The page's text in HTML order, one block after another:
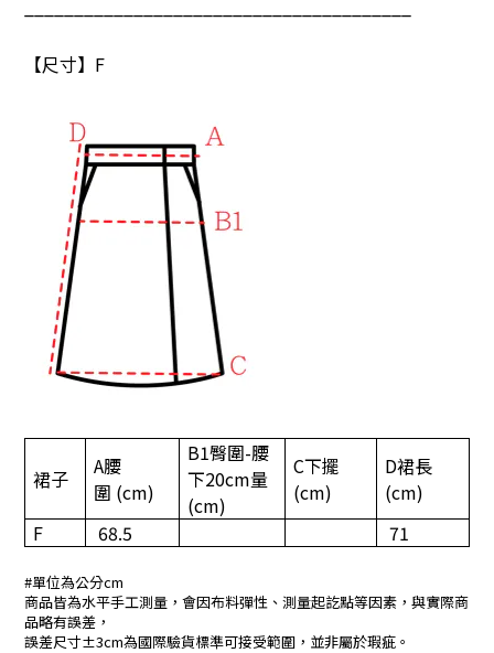
【尺寸】F
裙子 A腰
圍 (cm)
B1臀圍-腰
下20cm量
(cm)
C下擺
(cm)
D裙長
(cm)
F
68.5 71
#單位為公分cm
商品皆為水平手工測量，會因布料彈性、測量起訖點等因素，與實際商
品略有誤差，
誤差尺寸±3cm為國際驗貨標準可接受範圍，並非屬於瑕疵。